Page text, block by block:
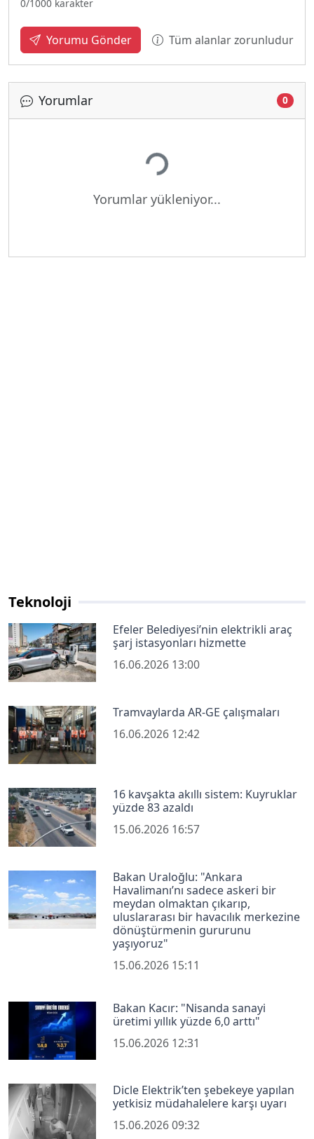
0/1000 karakter
Yorumu Gönder Tüm alanlar zorunludur
Yorumlar 0
Yükleniyor...
Yorumlar yükleniyor...
Teknoloji
Efeler Belediyesi’nin elektrikli araç
şarj istasyonları hizmette
16.06.2026 13:00
Tramvaylarda AR-GE çalışmaları
16.06.2026 12:42
16 kavşakta akıllı sistem: Kuyruklar
yüzde 83 azaldı
15.06.2026 16:57
Bakan Uraloğlu: "Ankara
Havalimanı’nı sadece askeri bir
meydan olmaktan çıkarıp,
uluslararası bir havacılık merkezine
dönüştürmenin gururunu
yaşıyoruz"
15.06.2026 15:11
Bakan Kacır: "Nisanda sanayi
üretimi yıllık yüzde 6,0 arttı"
15.06.2026 12:31
Dicle Elektrik’ten şebekeye yapılan
yetkisiz müdahalelere karşı uyarı
15.06.2026 09:32